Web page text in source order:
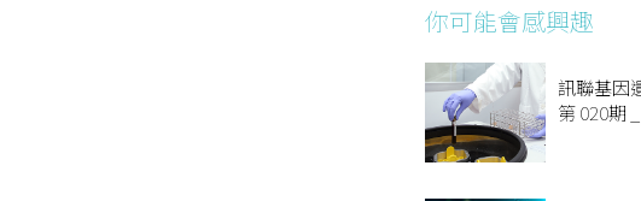
你可能會感興趣
訊聯基因
第 020期